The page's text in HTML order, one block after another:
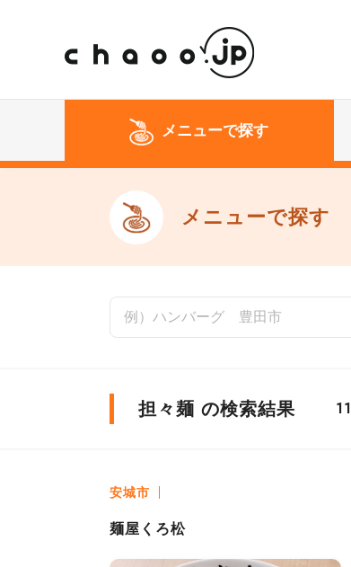
メニューで探す
メニューで探す
担々麺 の検索結果 11
安城市
麺屋くろ松